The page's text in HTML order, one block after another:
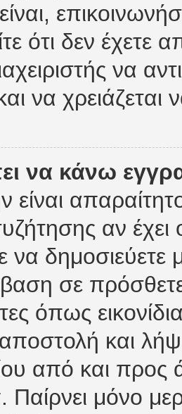
ότι δεν έχετε
να
να χρειάζεται
να κάνω
αν έχει
να δημοσιεύετε
σε
όπως
και
από και προς
μόνο